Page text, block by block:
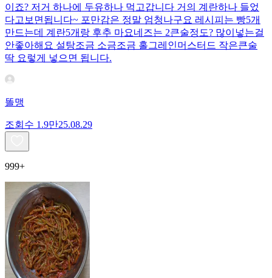
이죠? 저거 하나에 두유하나 먹고갑니다 거의 계란하나 들었
다고보면됩니다~ 포만감은 정말 엄청나구요 레시피는 빵5개
만드는데 계란5개랑 후추 마요네즈는 2큰술정도? 많이넣는걸
안좋아해요 설탕조금 소금조금 홀그레인머스터드 작은큰술
딱 요렇게 넣으면 됩니다.
똘맹
조회수 1.9만25.08.29
999+